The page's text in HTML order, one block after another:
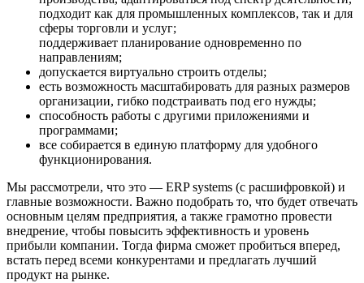
подходит как для промышленных комплексов, так и для
сферы торговли и услуг;
поддерживает планирование одновременно по
направлениям;
допускается виртуально строить отделы;
есть возможность масштабировать для разных размеров
организации, гибко подстраивать под его нужды;
способность работы с другими приложениями и
программами;
все собирается в единую платформу для удобного
функционирования.
Мы рассмотрели, что это — ERP systems (с расшифровкой) и
главные возможности. Важно подобрать то, что будет отвечать
основным целям предприятия, а также грамотно провести
внедрение, чтобы повысить эффективность и уровень
прибыли компании. Тогда фирма сможет пробиться вперед,
встать перед всеми конкурентами и предлагать лучший
продукт на рынке.